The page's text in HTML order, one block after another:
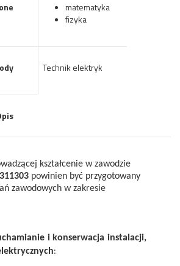
matematyka
fizyka
Technik elektryk
kształcenie w zawodzie
powinien być przygotowany
zawodowych w zakresie
i konserwacja instalacji,
: